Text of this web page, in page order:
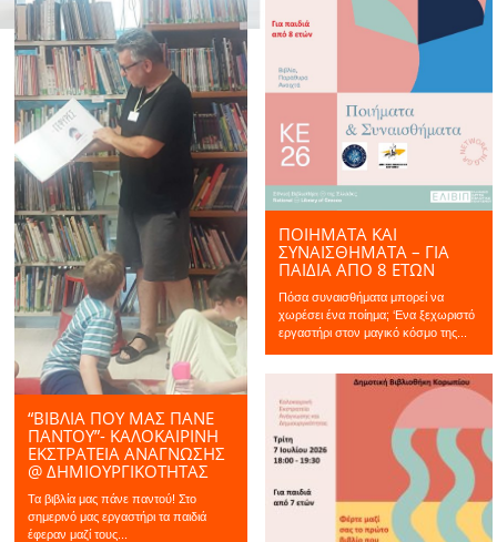
ΠΟΙΗΜΑΤΑ ΚΑΙ
ΣΥΝΑΙΣΘΗΜΑΤΑ – ΓΙΑ
ΠΑΙΔΙΆ ΑΠΌ 8 ΕΤΏΝ
Πόσα συναισθήματα μπορεί να
χωρέσει ένα ποίημα; ‘Ενα ξεχωριστό
εργαστήρι στον μαγικό κόσμο της...
“ΒΙΒΛΙΑ ΠΟΥ ΜΑΣ ΠΑΝΕ
ΠΑΝΤΟΥ”- ΚΑΛΟΚΑΙΡΙΝΉ
ΕΚΣΤΡΑΤΕΊΑ ΑΝΆΓΝΩΣΗΣ
@ ΔΗΜΙΟΥΡΓΙΚΌΤΗΤΑΣ
Τα βιβλία μας πάνε παντού! Στο
σημερινό μας εργαστήρι τα παιδιά
έφεραν μαζί τους...